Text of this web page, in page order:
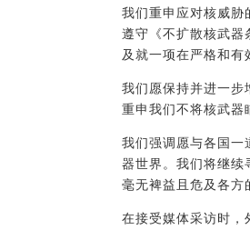
我们重申应对核威胁
遵守《不扩散核武器
及就一项在严格和有
我们愿保持并进一步
重申我们不将核武器
我们强调愿与各国一
器世界。我们将继续
毫无裨益且危及各方
在接受媒体采访时，